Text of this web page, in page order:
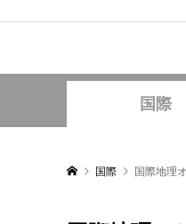
国際
国際 国際地理